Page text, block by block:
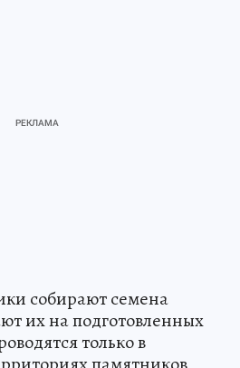
собирают семена
их на подготовленных
только в